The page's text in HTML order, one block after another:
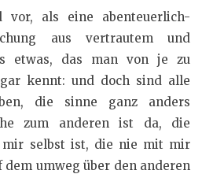
vor, als eine abenteuerlich-
aus vertrautem und
etwas, das man von je zu
kennt: und doch sind alle
die sinne ganz anders
zum anderen ist da, die
mir selbst ist, die nie mit mir
umweg über den anderen